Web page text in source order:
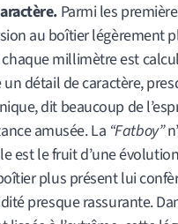
Parmi les
au boîtier légèrement
millimètre est
détail de caractère,
dit beaucoup de
amusée. La “Fatboy”
est le fruit d’une
plus présent lui
presque rassurante.